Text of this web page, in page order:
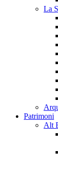
La
Patrimoni
Alt